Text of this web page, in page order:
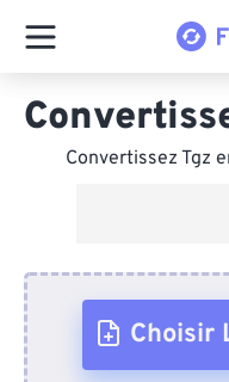
Convertissez Tgz
Choisir